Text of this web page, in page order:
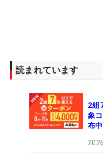
選手権」の出場権が与
は茨城・大洗GC。初め
年の最終プロテストの
退した與語はコースに
の舞台にプロとして立
れしいご褒美だった。
読まれています
2組
象
布中